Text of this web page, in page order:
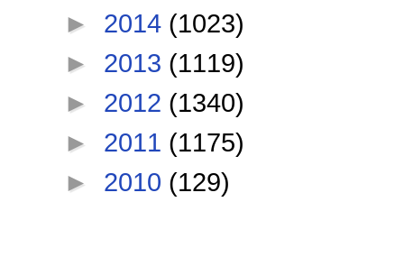
► 2014 (1023)
► 2013 (1119)
► 2012 (1340)
► 2011 (1175)
► 2010 (129)